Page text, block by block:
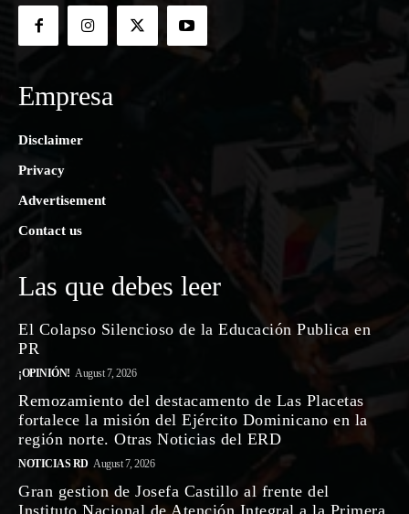
Empresa
Disclaimer
Privacy
Advertisement
Contact us
Las que debes leer
El Colapso Silencioso de la Educación Publica en
PR
¡OPINIÓN! August 7, 2026
Remozamiento del destacamento de Las Placetas
fortalece la misión del Ejército Dominicano en la
región norte. Otras Noticias del ERD
NOTICIAS RD August 7, 2026
Gran gestion de Josefa Castillo al frente del